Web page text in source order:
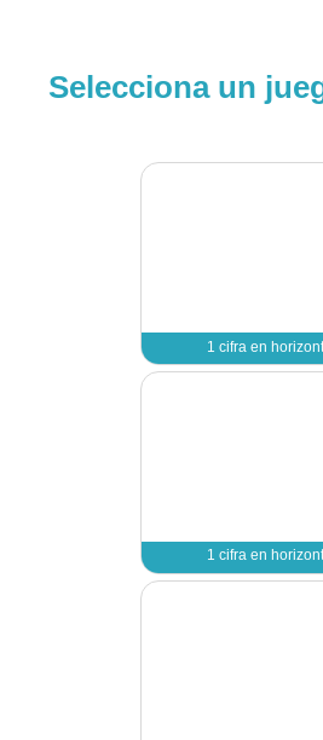
Selecciona un